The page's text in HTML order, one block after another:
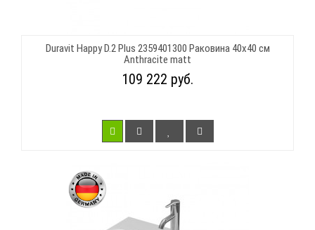
Duravit Happy D.2 Plus 2359401300 Раковина 40х40 см
Anthracite matt
109 222 руб.